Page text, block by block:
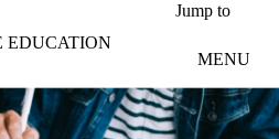
Jump to
EDUCATION
MENU